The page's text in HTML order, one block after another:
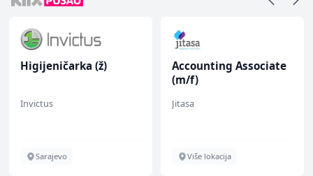
Higijeničarka (ž)
Invictus
Sarajevo
Accounting Associate
(m/f)
Jitasa
Više lokacija